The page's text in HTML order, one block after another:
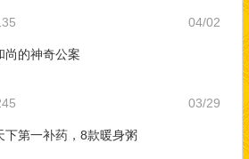
04/02
尚的神奇公案
03/29
下第一补药，8款暖身粥